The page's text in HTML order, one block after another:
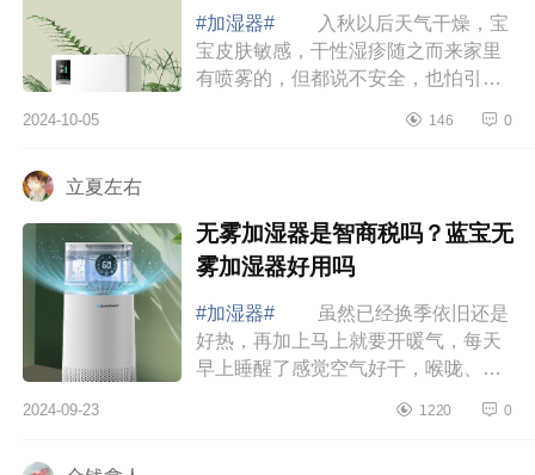
#加湿器#
入秋以后天气干燥，宝
宝皮肤敏感，干性湿疹随之而来家里
有喷雾的，但都说不安全，也怕引发
朋友说最近出来一台实惠而且加湿量
2024-10-05 146 0
立夏左右
无雾加湿器是智商税吗？蓝宝无
雾加湿器好用吗
#加湿器#
虽然已经换季依旧还是
好热，再加上马上就要开暖气，每天
早上睡醒了感觉空气好干，喉咙、鼻
子呼哧呼哧的睡不踏实，早上醒了吧
2024-09-23 1220 0